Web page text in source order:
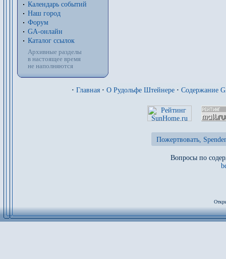
Календарь событий
Наш город
Форум
GA-онлайн
Каталог ссылок
Архивные разделы
в настоящее время
не наполняются
· Главная · О Рудольфе Штейнере · Содержание
Пожертвовать,
Вопросы по